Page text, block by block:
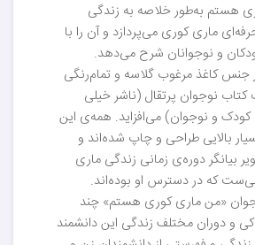
هستم به‌طور خلاصه به زندگی
ماری کوری می‌پردازد و آن را با
و نوجوانان شرح می‌دهد.
کاغذ مرغوب گلاسه و تمام‌رنگی
نوجوان پرتقال (ناشر خیلی
و نوجوان) می‌افزاید. همه‌ی این
بالایی طراحی و چاپ شده‌اند و
بیانگر دوره‌ی زمانی زندگی ماری
که در دسترس او بوده‌اند.
«من ماری کوری هستم» چند
و دوران مختلف زندگی این دانشمند